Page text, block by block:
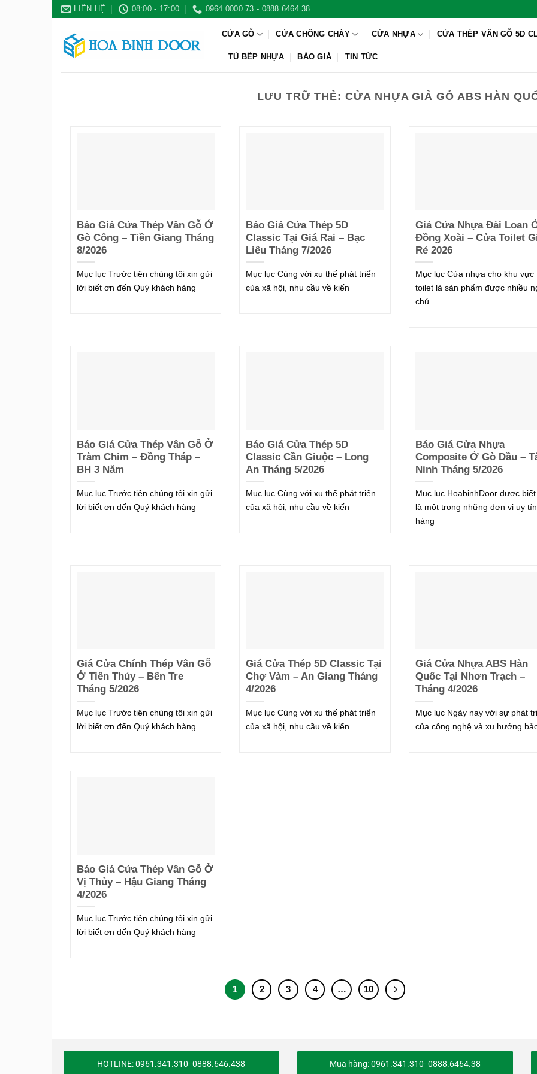
Bỏ
dung
LIÊN HỆ 08:00 - 17:00 0964.0000.73 - 0888.6464.38
CỬA GỖ CỬA CHỐNG CHÁY CỬA NHỰA CỬA THÉP VÂN GỖ 5D
TỦ BẾP NHỰA BÁO GIÁ TIN TỨC
LƯU TRỮ THẺ:CỬA NHỰA GIẢ GỖ ABS HÀN
Báo Giá Cửa Thép Vân Gỗ Ở
Gò Công – Tiền Giang Tháng
8/2026
Mục lục Trước tiên chúng tôi xin gửi
lời biết ơn đến Quý khách hàng
Báo Giá Cửa Thép 5D
Classic Tại Giá Rai – Bạc
Liêu Tháng 7/2026
Mục lục Cùng với xu thế phát triển
của xã hội, nhu cầu về kiến
Giá Cửa Nhựa Đài Loan
Đồng Xoài – Cửa Toilet
Rẻ 2026
Mục lục Cửa nhựa cho khu vực
toilet là sản phẩm được nhiều
chú
Báo Giá Cửa Thép Vân Gỗ Ở
Tràm Chim – Đồng Tháp –
BH 3 Năm
Mục lục Trước tiên chúng tôi xin gửi
lời biết ơn đến Quý khách hàng
Báo Giá Cửa Thép 5D
Classic Cần Giuộc – Long
An Tháng 5/2026
Mục lục Cùng với xu thế phát triển
của xã hội, nhu cầu về kiến
Báo Giá Cửa Nhựa
Composite Ở Gò Dầu –
Ninh Tháng 5/2026
Mục lục HoabinhDoor được
là một trong những đơn vị uy tín
hàng
Giá Cửa Chính Thép Vân Gỗ
Ở Tiên Thủy – Bến Tre
Tháng 5/2026
Mục lục Trước tiên chúng tôi xin gửi
lời biết ơn đến Quý khách hàng
Giá Cửa Thép 5D Classic Tại
Chợ Vàm – An Giang Tháng
4/2026
Mục lục Cùng với xu thế phát triển
của xã hội, nhu cầu về kiến
Giá Cửa Nhựa ABS Hàn
Quốc Tại Nhơn Trạch –
Tháng 4/2026
Mục lục Ngày nay với sự phát
của công nghệ và xu hướng
Báo Giá Cửa Thép Vân Gỗ Ở
Vị Thủy – Hậu Giang Tháng
4/2026
Mục lục Trước tiên chúng tôi xin gửi
lời biết ơn đến Quý khách hàng
1 2 3 4 … 10
HOTLINE: 0961.341.310- 0888.646.438 Mua hàng: 0961.341.310- 0888.6464.38